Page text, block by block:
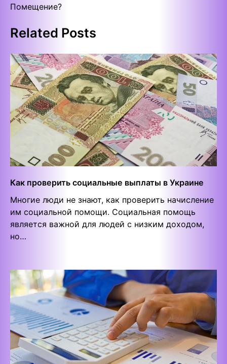
Помещение?
Related Posts
Как проверить социальные выплаты в Украине
Многие люди не знают, как проверить начисление
им социальной помощи. Социальная помощь
является важной для людей с низким доходом,
но…